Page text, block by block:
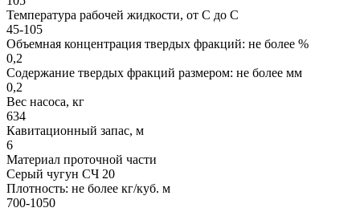
Температура рабочей жидкости, от С до С
45-105
Объемная концентрация твердых фракций: не более %
0,2
Содержание твердых фракций размером: не более мм
0,2
Вес насоса, кг
634
Кавитационный запас, м
6
Материал проточной части
Серый чугун СЧ 20
Плотность: не более кг/куб. м
700-1050